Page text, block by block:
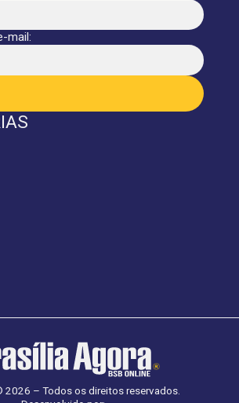
mail:
2026 – Todos os direitos reservados.